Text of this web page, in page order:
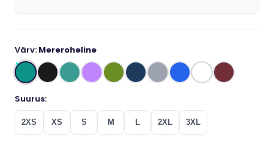
Värv: Mereroheline
Suurus:
2XS XS S M L 2XL 3XL